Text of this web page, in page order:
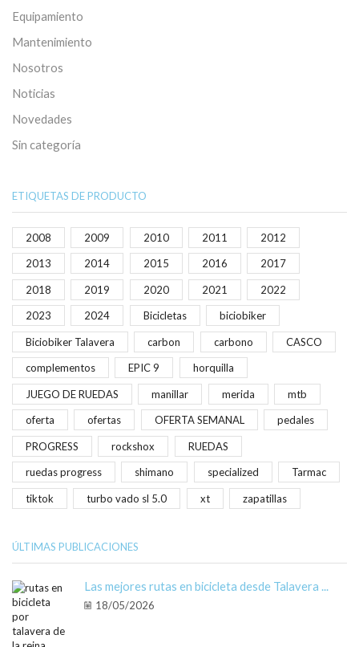
Equipamiento
Mantenimiento
Nosotros
Noticias
Novedades
Sin categoría
ETIQUETAS DE PRODUCTO
2008 2009 2010 2011 2012
2013 2014 2015 2016 2017
2018 2019 2020 2021 2022
2023 2024 Bicicletas biciobiker
Biciobiker Talavera carbon carbono CASCO
complementos EPIC 9 horquilla
JUEGO DE RUEDAS manillar merida mtb
oferta ofertas OFERTA SEMANAL pedales
PROGRESS rockshox RUEDAS
ruedas progress shimano specialized Tarmac
tiktok turbo vado sl 5.0 xt zapatillas
ÚLTIMAS PUBLICACIONES
Las mejores rutas en bicicleta desde Talavera ...
18/05/2026